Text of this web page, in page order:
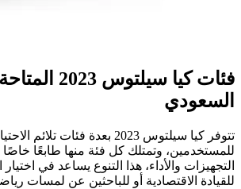
فئات كيا
السعودي
تتوفر كيا سيلتوس 2023 بعدة فئات
للمستخدمين، وتمتلك كل فئة منها طابعًا
التجهيزات والأداء، هذا التنوع يساعد في
للقيادة الاقتصادية أو للباحثين عن لمسات